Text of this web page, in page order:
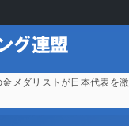
メダリストが日本代表を激